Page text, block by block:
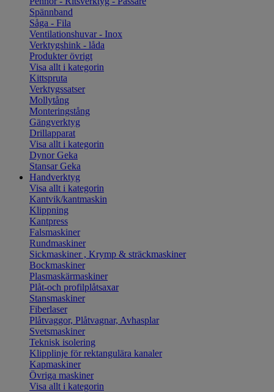
Spännband
Såga - Fila
Ventilationshuvar - Inox
Verktygshink - låda
Produkter övrigt
Visa allt i kategorin
Kittspruta
Verktygssatser
Mollytång
Monteringstång
Gängverktyg
Drillapparat
Visa allt i kategorin
Dynor Geka
Stansar Geka
Handverktyg
Visa allt i kategorin
Kantvik/kantmaskin
Klippning
Kantpress
Falsmaskiner
Rundmaskiner
Sickmaskiner , Krymp & sträckmaskiner
Bockmaskiner
Plasmaskärmaskiner
Plåt-och profilplåtsaxar
Stansmaskiner
Fiberlaser
Plåtvaggor, Plåtvagnar, Avhasplar
Svetsmaskiner
Teknisk isolering
Klipplinje för rektangulära kanaler
Kapmaskiner
Övriga maskiner
Visa allt i kategorin